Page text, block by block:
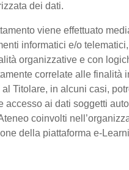
dei dati.
viene effettuato
informatici e/o
organizzative e con
correlate alle finalità
al Titolare, in alcuni casi,
accesso ai dati soggetti
coinvolti
della piattaforma e-